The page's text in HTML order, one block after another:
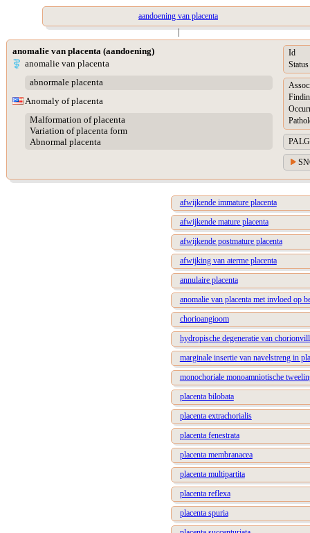
aandoening van placenta
|
anomalie van placenta (aandoening)
anomalie van placenta
abnormale placenta
Anomaly of placenta
Malformation of placenta
Variation of placenta form
Abnormal placenta
Id
Status
afwijkende immature placenta
afwijkende mature placenta
afwijkende postmature placenta
afwijking van aterme placenta
annulaire placenta
anomalie van placenta met invloed op
chorioangioom
hydropische degeneratie van
marginale insertie van navelstreng in
monochoriale monoamniotische
placenta bilobata
placenta extrachorialis
placenta fenestrata
placenta membranacea
placenta multipartita
placenta reflexa
placenta spuria